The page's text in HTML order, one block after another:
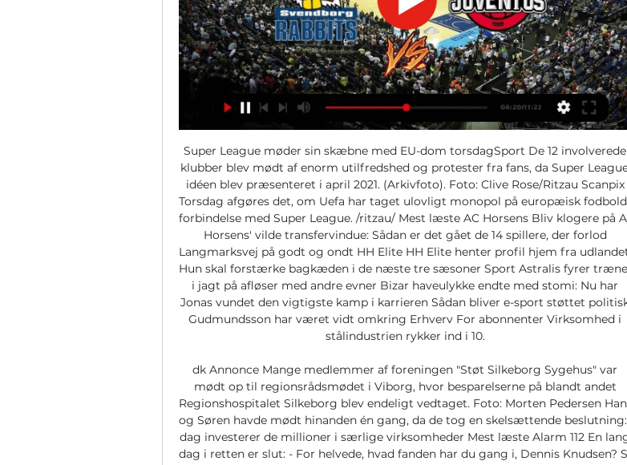
Super League møder sin skæbne med EU-dom torsdagSport De 12 involverede klubber blev mødt af enorm utilfredshed og protester fra fans, da Super League-idéen blev præsenteret i april 2021. (Arkivfoto). Foto: Clive Rose/Ritzau Scanpix Torsdag afgøres det, om Uefa har taget ulovligt monopol på europæisk fodbold i forbindelse med Super League. /ritzau/ Mest læste AC Horsens Bliv klogere på AC Horsens' vilde transfervindue: Sådan er det gået de 14 spillere, der forlod Langmarksvej på godt og ondt HH Elite HH Elite henter profil hjem fra udlandet: Hun skal forstærke bagkæden i de næste tre sæsoner Sport Astralis fyrer træner i jagt på afløser med andre evner Bizar haveulykke endte med stomi: Nu har Jonas vundet den vigtigste kamp i karrieren Sådan bliver e-sport støttet politisk Gudmundsson har været vidt omkring Erhverv For abonnenter Virksomhed i stålindustrien rykker ind i 10. 

dk Annonce Mange medlemmer af foreningen "Støt Silkeborg Sygehus" var mødt op til regionsrådsmødet i Viborg, hvor besparelserne på blandt andet Regionshospitalet Silkeborg blev endeligt vedtaget. Foto: Morten Pedersen Hans og Søren havde mødt hinanden én gang, da de tog en skelsættende beslutning: I dag investerer de millioner i særlige virksomheder Mest læste Alarm 112 En lang dag i retten er slut: - For helvede, hvad fanden har du gang i, Dennis Knudsen? Se video: Kendis-frisør tiltalt for grov vold blev i retten konfronteret af grådkvalt færgeansat Aarhus Kredsløb lytter til kritik af skraldespande: Nu kan man snart undgå ødelagte affaldsposer Stemmesluger stopper pludselig i protest og retter benhård og personlig kritik mod regionsrådets formand: - Denne møgsag bliver min sidste Samfund Erik er træt af hærværk mod elbiler: - Uanset hvor hidsig man er, skal man ikke rende rundt om aftenen og ødelægge hinandens biler Vejr Stormen Pia og vandet kommer fra alle vinkler: Aarhus er særligt på stikkerne Byudvikling For abonnenter Det har stået tomt i årevis: Nu starter ombygningen af det gamle Amtssygehus Julemirakel med særligt navn: Christiane har født Forsiden netop nu Priserne stiger på affaldsindsamling i Østjylland: Så stor forskel er der fra kommune til kommune Hun er Folketingets yngste: Og hun mener, at det er en fordel, at hun har mærket presset fra sociale medier på egen krop Seneste nyt 16. 

Da Jamil stjal fra lokal kiosk, gav ejeren ham et valg: Sig ja til et job, eller bliv meldt til politiet - i dag giver han valget videreUnge Jamil Mehdi har hele december fået hjælp af unge til at sælge juletræer på Trianglen. Overskuddet går til at hjælpe unge ind på arbejdsmarkedet. Foto: André Bentsen I 8. klasse fik Jamil et valg. - Du kan blive meldt til politiet, eller du kan tage imod et job. Han gjorde det sidste, og i dag betaler han tjenesten tilbage ved at hjælpe københavnske unge med at få en fod ind på arbejdsmarkedet. Men han har brug for hjælp, fordi kommunen har skåret støtten. 

Juventus ArkivVelkommen til din omfattende guide til at følge Juventus kampe på TV og via Live Stream. TVsporten. dk sørger for, at du aldrig misser en match med dit favorithold, Juventus. Vi stræber efter at levere al nødvendig information for alle kampe, herunder udsendelsestid og platforme, der tilbyder live streaming af Juventus-kampe. Der er ingen kommende begivenheder for Juventus Se andre sendinger under Fodbold. Juventus Kamp i Dag Hvis du søger information om Juventus kamp i dag, er du landet det rette sted. Vi samler alt det, du skal vide for ikke at gå glip af dagens spænding. 

Hundredetusinder af kroner på spil for FHK i torsdagens kvartfinale - men hæder og ære er vigtigere end pengeSport Anders Kragh Martinusen og Fredericia HK spiller første og fremmest om det sportslige, når det gælder Skanderborg AGF i pokalturneringens kvartfinale. Men der er også en økonomisk gulerod. Arkivfoto: Claus Fisker/Ritzau Scanpix Fredericia HK er torsdag aften i direkte duel med Skanderborg AGF om at spille sig i pokalturneringens semifinaler. Den helt store gulerod er sportslig, fordi det er en pokal på spil. Men der er også en økonomisk gulerod. 

[[[STREAMING==]]] Rabbits Juventus direkte live 20 december for 13 timer siden — [STREAMING==]]] Rabbits Juventus direkte live 20 december 2023 Mirko Vucinic bragte Juventus foran efter et kvarters spil, og fem minutter ...

Efter tur hos europæisk klassehold trænger Svendborg Rabbits til juleferieAnnonce Forsiden netop nu Odense Vil rette op på pylon-fadæsen på Byens Bro: Politikere vil finde 11 millioner kroner i budgetforhandlinger Faaborg-Midtfyn For abonnenter Ejere af livsfarlige bygninger hives langt om længe i retten: Udskældt ejer forsøgte at bortforklare, da anklageren skar igennem Kerteminde Se video: Det tager otte timer at lægge en halv kilometer watertube ud - hele 23 folk er på arbejde Kultur Kendt Odense-iværksætter tager plads i varmt sæde i populært tv-program: - Det er en stor mulighed Fyn Få overblikket: Risiko for lukket bro og aflyste tog - Sådan kan stormen påvirke trafikken på Fyn Mest læste Sådan rammer stormen Fyn: Her vil vandet stige mest, og her kan du hente sandsække Nordfyn Da godsejeren pludselig døde, trådte den 26-årige søn til - nu overtager en anden fra familien: - Når de kalder på mig, stiller jeg gerne op Bilist kom i karambolage med en hjort - først 17 dage senere stod det klart, at noget manglede Line fik otte ægteskabstilbud, da hun fotograferede 13 fynske værtshuse: 3, 5 kilo tung bodegabibel hylder de brune huler Seneste nyt 17. 

Find udsendelsestid, modstanderinfo og kanaldetaljer lige her og gør dig klar til at støtte de hvide og sorte fra Torino fra dit hjem. Juventus på TV – Dit Skema for Alle Kampe Med Juventus som en af de mest følgende klubber i fodboldverdenen, sørger vi for, at du har et detaljeret skema for alle Juventus kampe. Uanset om det er Serie A, Champions League eller Coppa Italia, har vi styr på det og holder dig informeret om alle de kommende kampe og hvor du kan se dem. Juventus Kanal - Find Din Sending Undgå nogensinde at misse en match igen ved at blive opdateret om, hvilken Juventus kanal du skal stemme ind på. 

00 Læserdebat: Hvad jeg gerne ville have gjort Februar 2023 i billeder: Vejen ud af mink, en forsmået svindler og et forsøg på en verdensrekord 16. 30 Inden stormen: Sender beskeder til udsatte boligejere og har et øget fokus på sårbare borgere 16. 00 Fire flasker snaps var åbenbart højest på indbrudstyvs ønskeliste: Politiet kommer med opfordring til indbrudsramte 15. 

Stemmesluger stopper pludselig i protest og retter benhård og personlig kritik mod regionsrådets formand: - Denne møgsag bliver min sidsteAarhus Ulrich Fredberg fik over 14. 000 stemmer ved seneste regionsrådsvalg. Nu trækker han sig i protest mod spareforlig. Foto: Morten Pedersen Ulrich Fredberg (V) forlader i protest regionsrådet i Region Midtjylland med øjeblikkelig virkning. Han er stærk modstander af spareforliget, som blandt andet rammer Regionshospitalet Silkeborg, og så er han generelt dybt skuffet over rådets formand Anders Kühnaus (S) ageren i flere sager. Christian Hald Christensen hald@viborgfolkeblad. 

Astralis fyrer træner i jagt på afløser med andre evner for 4 timer siden — Se Live Sport. Se alle · video-thumbnail. BasketballFor abonnenter. ENBL: BC Juventus - Svendborg Rabbits · video-thumbnail. BasketballFor ...

Juventus slår lokalrivalen i Buffons rekordkampAnnonce Forsiden netop nu Viborg Stemmesluger stopper pludselig i protest og retter benhård og personlig kritik mod regionsrådets formand: - Denne møgsag bliver min sidste Ingen ændringer trods massiv modstand fra Silkeborg: 30 ekstra medicinske senge skal placeres på hospitalet i Viborg Leder For abonnenter Amerikanske soldater på vej til kommunen: A warm welcome to Viborg Municipality Alarm 112 Uheld ved rundkørsel: Flere personer sendt til tjek på skadestuen Tidligere moderat spår sit gamle parti en dyster fremtid: - Der er flere personsager på vej Mest læste 112 Live: Få seneste nyt om trafik og politi Teenagere kørte en tur i stjålen gummiged - men køretøjet kunne spores hele vejen Rundt om Viborg Tvillingesøsteren om Novo-chefen og Årets Person fra Skals: Han er den bonderøv, han altid har været - på den gode måde Byggeri for over 500 millioner kroner bliver nu virkelighed: Men først skal der 'ryddes op' Se video: Kendis-frisør tiltalt for grov vold blev i retten konfronteret af grådkvalt færgeansat Seneste nyt 16. 

BK AMAGER - SVENDBORG RABBITS | EVENT Sofabold.dk. Få det fulde overblik over hvad sport der sendes direkte/live på TV. Sofabold giver dig det fulde overblik med nem mulighed for at tilføje til ...

Se kampen direkte på JFM Play torsdag aften på eller faa. dkAnnonce Forsiden netop nu Odense Vil rette op på pylon-fadæsen på Byens Bro: Politikere vil finde 11 millioner kroner i budgetforhandlinger Faaborg-Midtfyn For abonnenter Ejere af livsfarlige bygninger hives langt om længe i retten: Udskældt ejer forsøgte at bortforklare, da anklageren skar igennem Kerteminde Se video: Det tager otte timer at lægge en halv kilometer watertube ud - hele 23 folk er på arbejde Kultur Kendt Odense-iværksætter tager plads i varmt sæde i populært tv-program: - Det er en stor mulighed Fyn Få overblikket: Risiko for lukket bro og aflyste tog - Sådan kan stormen påvirke trafikken på Fyn Mest læste Sådan rammer stormen Fyn: Her vil vandet stige mest, og her kan du hente sandsække Nordfyn Da godsejeren pludselig døde, trådte den 26-årige søn til - nu overtager en anden fra familien: - Når de kalder på mig, stiller jeg gerne op Bilist kom i karambolage med en hjort - først 17 dage senere stod det klart, at noget manglede Line fik otte ægteskabstilbud, da hun fotograferede 13 fynske værtshuse: 3, 5 kilo tung bodegabibel hylder de brune huler Seneste nyt 17. 

(Streaming-) Rabbits mod Juventus live direkte tv 20 decembe for 14 timer siden — (Streaming-) Rabbits mod Juventus live direkte tv 20 december 2023 Soner'in soldan kullandığı kornerde ön direkte .

Stemmesluger stopper pludselig i protest og